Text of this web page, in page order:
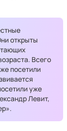
открыты
Всего
посетили
уже
Левит,